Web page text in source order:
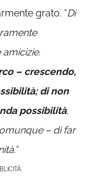
grato. “Di
– crescendo,
di non
possibilità,
– di far